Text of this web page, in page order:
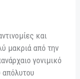
και
μακριά από την
γονιμικό
απόλυτου